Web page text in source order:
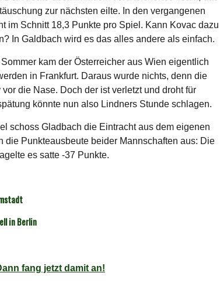
zur nächsten eilte. In den vergangenen
im Schnitt 18,3 Punkte pro Spiel. Kann Kovac dazu
In Galdbach wird es das alles andere als einfach.
Sommer kam der Österreicher aus Wien eigentlich
in Frankfurt. Daraus wurde nichts, denn die
die Nase. Doch der ist verletzt und droht für
könnte nun also Lindners Stunde schlagen.
schoss Gladbach die Eintracht aus dem eigenen
die Punkteausbeute beider Mannschaften aus: Die
es satte -37 Punkte.
in Berlin
fang jetzt damit an!